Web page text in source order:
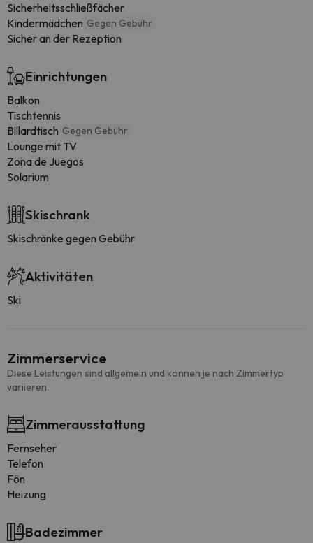
Sicherheitsschließfächer
Kindermädchen Gegen Gebühr
Sicher an der Rezeption
Einrichtungen
Balkon
Tischtennis
Billardtisch Gegen Gebühr
Lounge mit TV
Zona de Juegos
Solarium
Skischrank
Skischränke gegen Gebühr
Aktivitäten
Ski
Zimmerservice
Diese Leistungen sind allgemein und können je nach Zimmertyp
variieren.
Zimmerausstattung
Fernseher
Telefon
Fön
Heizung
Badezimmer